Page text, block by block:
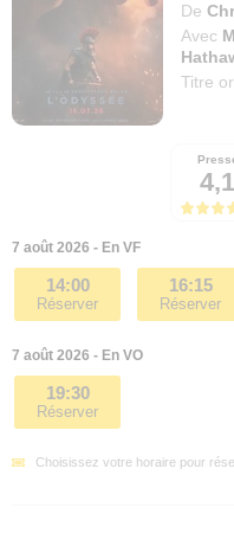
De
Avec
Titre
4,1
7 août 2026 - En VF
14:00
Réserver
16:15
Réserver
7 août 2026 - En VO
19:30
Réserver
Choisissez votre horaire pour